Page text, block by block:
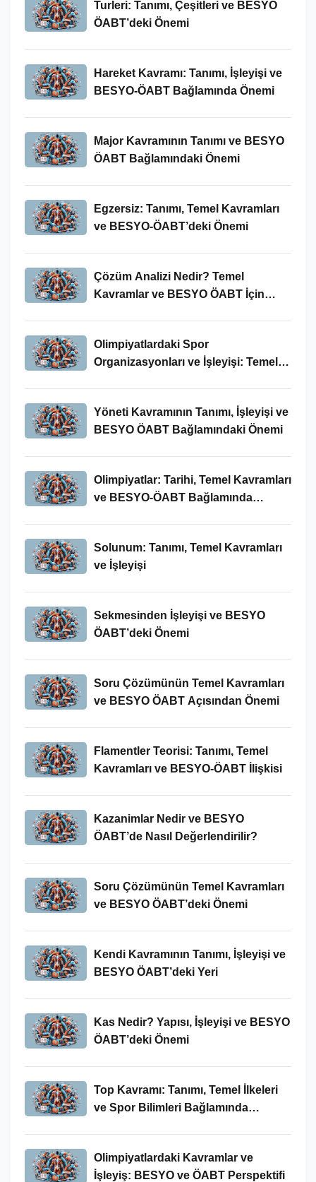
Turleri: Tanımı, Çeşitleri ve BESYO
ÖABT’deki Önemi
Hareket Kavramı: Tanımı, İşleyişi ve
BESYO-ÖABT Bağlamında Önemi
Major Kavramının Tanımı ve BESYO
ÖABT Bağlamındaki Önemi
Egzersiz: Tanımı, Temel Kavramları
ve BESYO-ÖABT’deki Önemi
Çözüm Analizi Nedir? Temel
Kavramlar ve BESYO ÖABT İçin
Olimpiyatlardaki Spor
Organizasyonları ve İşleyişi: Temel
Yöneti Kavramının Tanımı, İşleyişi ve
BESYO ÖABT Bağlamındaki Önemi
Olimpiyatlar: Tarihi, Temel Kavramları
ve BESYO-ÖABT Bağlamında
Solunum: Tanımı, Temel Kavramları
ve İşleyişi
Sekmesinden İşleyişi ve BESYO
ÖABT’deki Önemi
Soru Çözümünün Temel Kavramları
ve BESYO ÖABT Açısından Önemi
Flamentler Teorisi: Tanımı, Temel
Kavramları ve BESYO-ÖABT İlişkisi
Kazanimlar Nedir ve BESYO
ÖABT’de Nasıl Değerlendirilir?
Soru Çözümünün Temel Kavramları
ve BESYO ÖABT’deki Önemi
Kendi Kavramının Tanımı, İşleyişi ve
BESYO ÖABT’deki Yeri
Kas Nedir? Yapısı, İşleyişi ve BESYO
ÖABT’deki Önemi
Top Kavramı: Tanımı, Temel İlkeleri
ve Spor Bilimleri Bağlamında
Olimpiyatlardaki Kavramlar ve
İşleyiş: BESYO ve ÖABT Perspektifi